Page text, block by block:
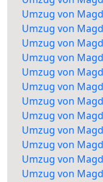
Umzug von
Umzug von
Umzug von
Umzug von
Umzug von
Umzug von
Umzug von
Umzug von
Umzug von
Umzug von
Umzug von
Umzug von